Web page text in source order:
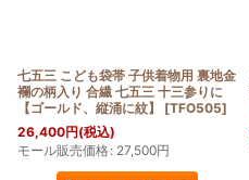
七五三 こども袋帯 子供着物用 裏地金
襴の柄入り 合繊 七五三 十三参りに
【ゴールド、縦涌に紋】
[TFO505]
26,400円(税込)
モール販売価格: 27,500円